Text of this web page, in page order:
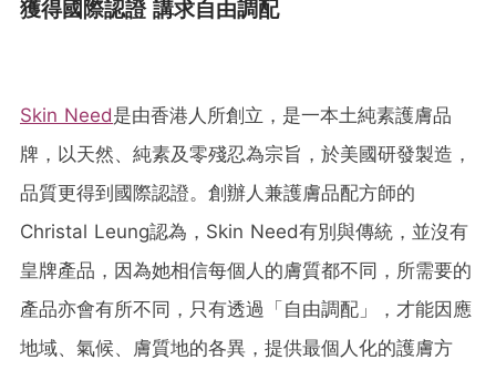
獲得國際認證 講求自由調配
Skin Need是由香港人所創立，是一本土純素護膚品
牌，以天然、純素及零殘忍為宗旨，於美國研發製造，
品質更得到國際認證。創辦人兼護膚品配方師的
Christal Leung認為，Skin Need有別與傳統，並沒有
皇牌產品，因為她相信每個人的膚質都不同，所需要的
產品亦會有所不同，只有透過「自由調配」，才能因應
地域、氣候、膚質地的各異，提供最個人化的護膚方